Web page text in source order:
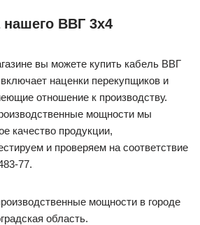
ВВГ 3х4
вы можете купить кабель ВВГ
наценки перекупщиков и
отношение к производству.
мощности мы
качество продукции,
и проверяем на соответствие
77.
мощности в городе
область.